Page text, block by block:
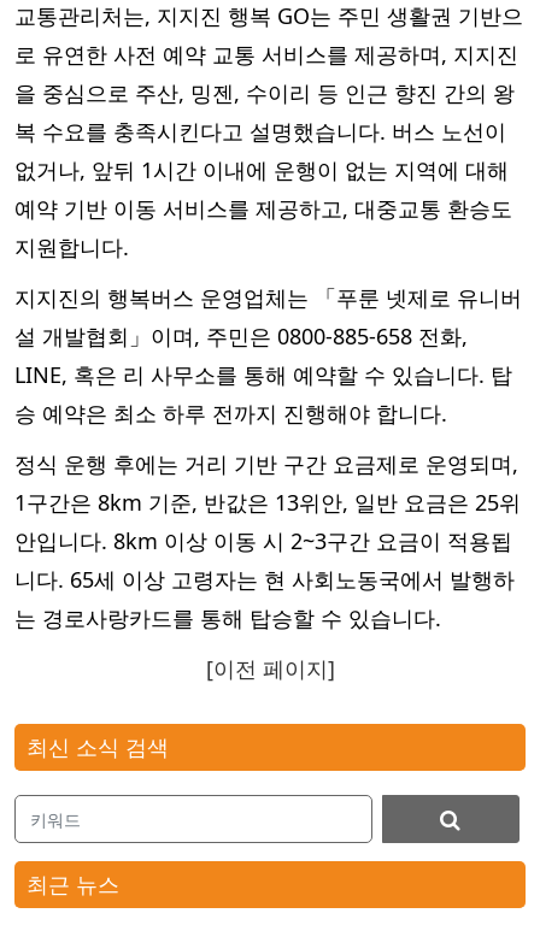
교통관리처는, 지지진 행복 GO는 주민 생활권 기반으
로 유연한 사전 예약 교통 서비스를 제공하며, 지지진
을 중심으로 주산, 밍젠, 수이리 등 인근 향진 간의 왕
복 수요를 충족시킨다고 설명했습니다. 버스 노선이
없거나, 앞뒤 1시간 이내에 운행이 없는 지역에 대해
예약 기반 이동 서비스를 제공하고, 대중교통 환승도
지원합니다.
지지진의 행복버스 운영업체는 「푸룬 넷제로 유니버
설 개발협회」이며, 주민은 0800-885-658 전화,
LINE, 혹은 리 사무소를 통해 예약할 수 있습니다. 탑
승 예약은 최소 하루 전까지 진행해야 합니다.
정식 운행 후에는 거리 기반 구간 요금제로 운영되며,
1구간은 8km 기준, 반값은 13위안, 일반 요금은 25위
안입니다. 8km 이상 이동 시 2~3구간 요금이 적용됩
니다. 65세 이상 고령자는 현 사회노동국에서 발행하
는 경로사랑카드를 통해 탑승할 수 있습니다.
[이전 페이지]
최신 소식 검색
최근 뉴스